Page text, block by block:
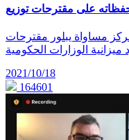
مساواة يبلور مقترحات
ميزانية الوزارات الحكومية
2021/10/18
164601